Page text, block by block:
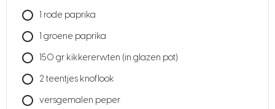
1 rode paprika
1 groene paprika
150 gr kikkererwten (in glazen pot)
2 teentjes knoflook
versgemalen peper